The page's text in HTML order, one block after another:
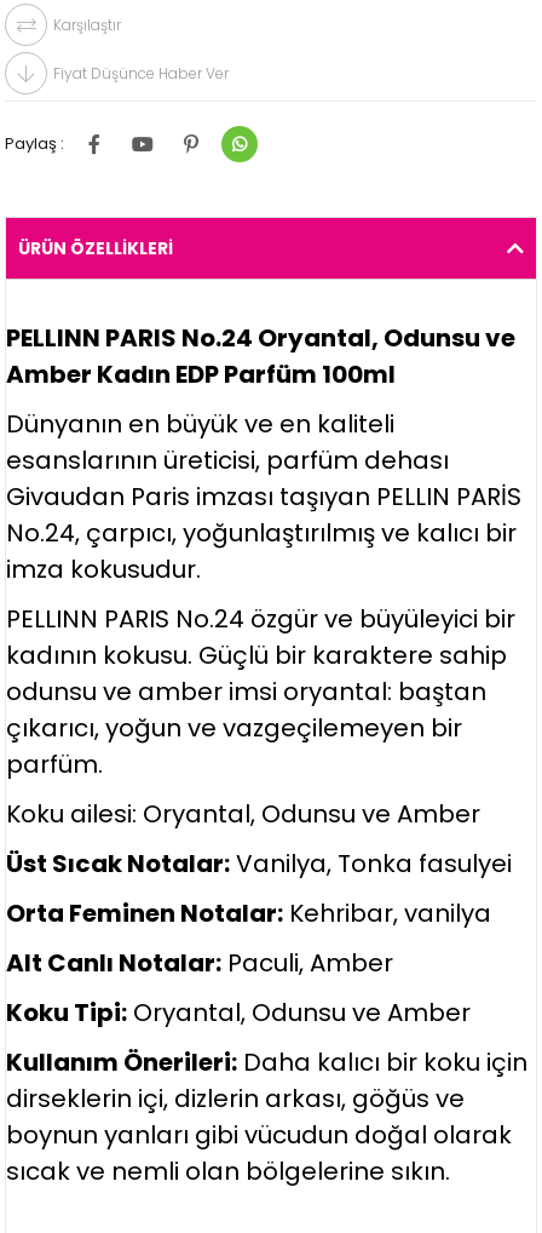
Karşılaştır
Fiyat Düşünce Haber Ver
Paylaş :
ÜRÜN ÖZELLIKLERI
PELLINN PARIS No.24 Oryantal, Odunsu ve
Amber Kadın EDP Parfüm 100ml
Dünyanın en büyük ve en kaliteli
esanslarının üreticisi, parfüm dehası
Givaudan Paris imzası taşıyan PELLIN PARİS
No.24, çarpıcı, yoğunlaştırılmış ve kalıcı bir
imza kokusudur.
PELLINN PARIS No.24 özgür ve büyüleyici bir
kadının kokusu. Güçlü bir karaktere sahip
odunsu ve amber imsi oryantal: baştan
çıkarıcı, yoğun ve vazgeçilemeyen bir
parfüm.
Koku ailesi: Oryantal, Odunsu ve Amber
Üst Sıcak Notalar:Vanilya, Tonka fasulyei
Orta Feminen Notalar: Kehribar, vanilya
Alt Canlı Notalar: Paculi, Amber
Koku Tipi: Oryantal, Odunsu ve Amber
Kullanım Önerileri: Daha kalıcı bir koku için
dirseklerin içi, dizlerin arkası, göğüs ve
boynun yanları gibi vücudun doğal olarak
sıcak ve nemli olan bölgelerine sıkın.